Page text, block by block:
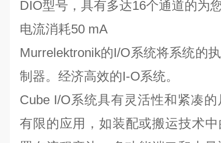
DIO型号，具有多达16个通道的为
电流消耗50 mA
Murrelektronik的I/O系统将系统的
制器。经济高效的I-O系统。
Cube I/O系统具有灵活性和紧凑
有限的应用，如装配或搬运技术